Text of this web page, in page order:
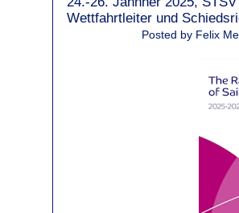
Wettfahrtleiter und
Posted by Felix